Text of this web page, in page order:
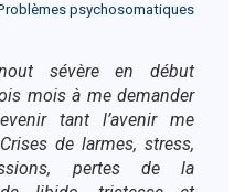
psychosomatiques
sévère en début
mois à me demander
tant l’avenir me
de larmes, stress,
pertes de la